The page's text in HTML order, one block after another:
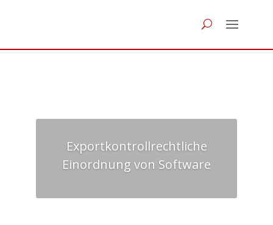
Exportkontrollrechtliche
Einordnung von Software